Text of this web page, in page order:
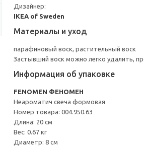
Дизайнер:
IKEA of Sweden
Материалы и уход
парафиновый воск, растительный воск
Застывший воск можно легко удалить,
Информация об упаковке
FENOMEN ФЕНОМЕН
Неароматич свеча формовая
Номер товара: 004.950.63
Длина: 20 см
Вес: 0.67 кг
Диаметр: 8 см